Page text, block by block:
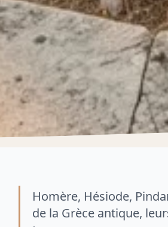
Homère, Hésiode,
de la Grèce antique,